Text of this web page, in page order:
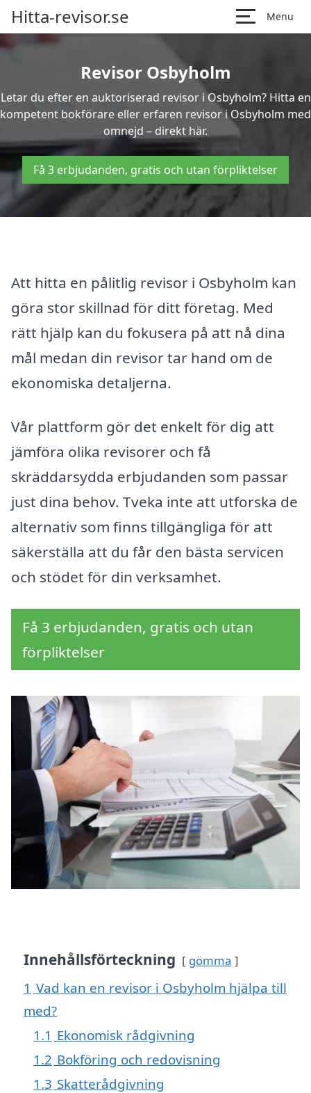
Hitta-revisor.se Menu
Revisor Osbyholm
Letar du efter en auktoriserad revisor i Osbyholm? Hitta en
kompetent bokförare eller erfaren revisor i Osbyholm med
omnejd – direkt här.
Få 3 erbjudanden, gratis och utan förpliktelser
Att hitta en pålitlig revisor i Osbyholm kan
göra stor skillnad för ditt företag. Med
rätt hjälp kan du fokusera på att nå dina
mål medan din revisor tar hand om de
ekonomiska detaljerna.
Vår plattform gör det enkelt för dig att
jämföra olika revisorer och få
skräddarsydda erbjudanden som passar
just dina behov. Tveka inte att utforska de
alternativ som finns tillgängliga för att
säkerställa att du får den bästa servicen
och stödet för din verksamhet.
Få 3 erbjudanden, gratis och utan
förpliktelser
Innehållsförteckning gömma
1 Vad kan en revisor i Osbyholm hjälpa till
med?
1.1 Ekonomisk rådgivning
1.2 Bokföring och redovisning
1.3 Skatterådgivning